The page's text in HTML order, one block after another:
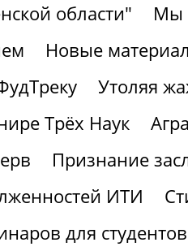
области"
Мы
Новые
Утоляя
Трёх Наук
Признание
ИТИ
для